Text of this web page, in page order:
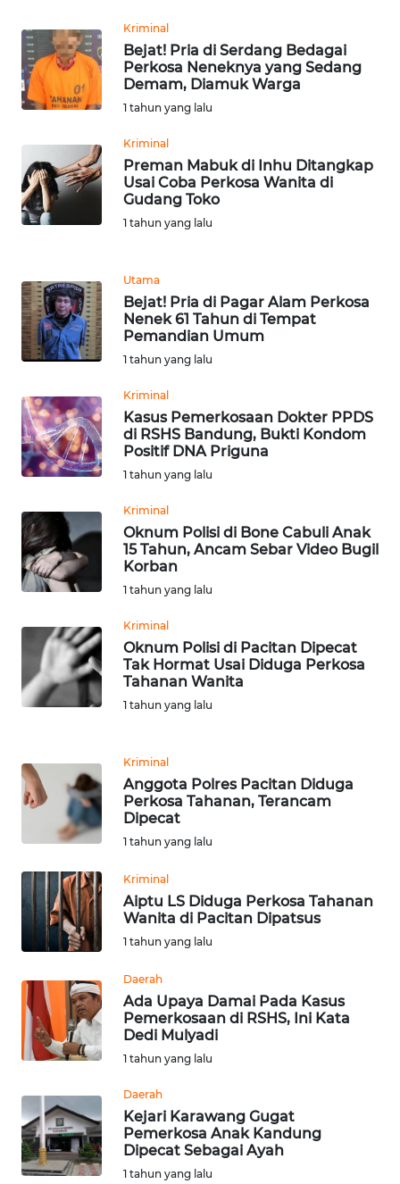
Kriminal
Bejat! Pria di Serdang Bedagai
Perkosa Neneknya yang Sedang
Demam, Diamuk Warga
1 tahun yang lalu
Kriminal
Preman Mabuk di Inhu Ditangkap
Usai Coba Perkosa Wanita di
Gudang Toko
1 tahun yang lalu
Utama
Bejat! Pria di Pagar Alam Perkosa
Nenek 61 Tahun di Tempat
Pemandian Umum
1 tahun yang lalu
Kriminal
Kasus Pemerkosaan Dokter PPDS
di RSHS Bandung, Bukti Kondom
Positif DNA Priguna
1 tahun yang lalu
Kriminal
Oknum Polisi di Bone Cabuli Anak
15 Tahun, Ancam Sebar Video Bugil
Korban
1 tahun yang lalu
Kriminal
Oknum Polisi di Pacitan Dipecat
Tak Hormat Usai Diduga Perkosa
Tahanan Wanita
1 tahun yang lalu
Kriminal
Anggota Polres Pacitan Diduga
Perkosa Tahanan, Terancam
Dipecat
1 tahun yang lalu
Kriminal
Aiptu LS Diduga Perkosa Tahanan
Wanita di Pacitan Dipatsus
1 tahun yang lalu
Daerah
Ada Upaya Damai Pada Kasus
Pemerkosaan di RSHS, Ini Kata
Dedi Mulyadi
1 tahun yang lalu
Daerah
Kejari Karawang Gugat
Pemerkosa Anak Kandung
Dipecat Sebagai Ayah
1 tahun yang lalu
WN
JAKARTA
WN
WN
BANTEN
WN
WN
KEPRI
WN
WN
PAPUA
BARAT
WN
RIAU
WN
SERAMBI
WN
JAMBI
WN
WN
NTB
WN
WN
SULBAR
BABEL
WN
SUMBAR
WN
SUMSEL
WN